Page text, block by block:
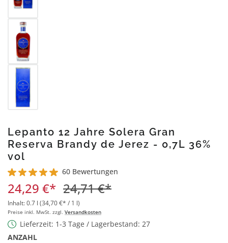
Lepanto 12 Jahre Solera Gran
Reserva Brandy de Jerez - 0,7L 36%
vol
Durchschnittliche Bewertung von 5 von 5 Sternen
60 Bewertungen
24,29 €* 24,71 €*
Inhalt:0.7 l (34,70 €* / 1 l)
Preise inkl. MwSt. zzgl. Versandkosten
Lieferzeit: 1-3 Tage / Lagerbestand: 27
ANZAHL